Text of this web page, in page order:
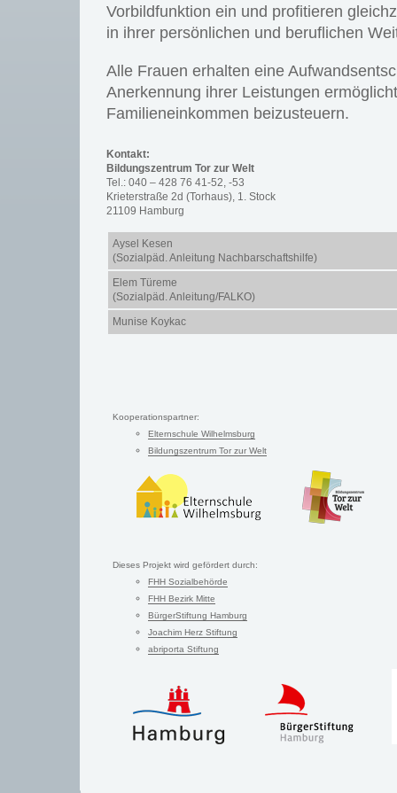
Vorbildfunktion ein und profitieren
in ihrer persönlichen und beruflichen
Alle Frauen erhalten eine
Anerkennung ihrer Leistungen
Familieneinkommen beizusteuern.
Kontakt:
Bildungszentrum Tor zur Welt
Tel.: 040 – 428 76 41-52, -53
Krieterstraße 2d (Torhaus), 1. Stock
21109 Hamburg
Aysel Kesen
(Sozialpäd. Anleitung Nachbarschaftshilfe)
Elem Türeme
(Sozialpäd. Anleitung/FALKO)
Munise Koykac
Kooperationspartner:
Elternschule Wilhelmsburg
Bildungszentrum Tor zur Welt
Dieses Projekt wird gefördert durch:
FHH Sozialbehörde
FHH Bezirk Mitte
BürgerStiftung Hamburg
Joachim Herz Stiftung
abriporta Stiftung